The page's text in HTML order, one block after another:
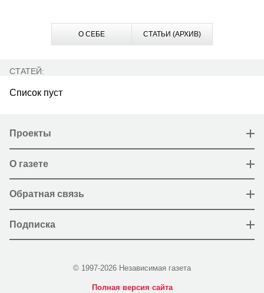
О СЕБЕ СТАТЬИ (АРХИВ)
СТАТЕЙ:
Список пуст
Проекты
О газете
Обратная связь
Подписка
© 1997-2026 Независимая газета
Полная версия сайта